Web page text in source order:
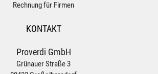
Rechnung für Firmen
KONTAKT
Proverdi GmbH
Grünauer Straße 3